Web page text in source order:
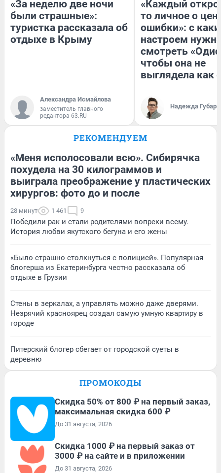
«За неделю две ночи
были страшные»:
туристка рассказала об
отдыхе в Крыму
Александра Исмайлова
заместитель главного
редактора 63.RU
«Каждый
то личное о
ошибки»: с
настроем
смотреть
чтобы она не
выглядела как
Надежда Губарь
РЕКОМЕНДУЕМ
«Меня исполосовали всю». Сибирячка
похудела на 30 килограммов и
выиграла преображение у пластических
хирургов: фото до и после
28 минут 1 461 9
Победили рак и стали родителями вопреки всему.
История любви якутского бегуна и его жены
«Было страшно столкнуться с полицией». Популярная
блогерша из Екатеринбурга честно рассказала об
отдыхе в Грузии
Стены в зеркалах, а управлять можно даже дверями.
Незрячий красноярец создал самую умную квартиру в
городе
Питерский блогер сбегает от городской суеты в
деревню
ПРОМОКОДЫ
Скидка 50% от 800 ₽ на первый заказ,
максимальная скидка 600 ₽
До 31 августа, 2026
Скидка 1000 ₽ на первый заказ от
3000 ₽ на сайте и в приложении
До 31 августа, 2026